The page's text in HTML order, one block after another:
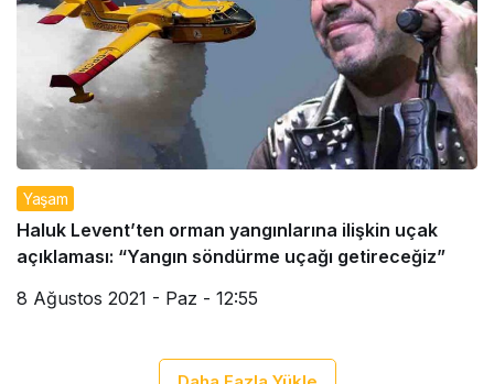
Yaşam
Haluk Levent’ten orman yangınlarına ilişkin uçak
açıklaması: “Yangın söndürme uçağı getireceğiz”
8 Ağustos 2021 - Paz - 12:55